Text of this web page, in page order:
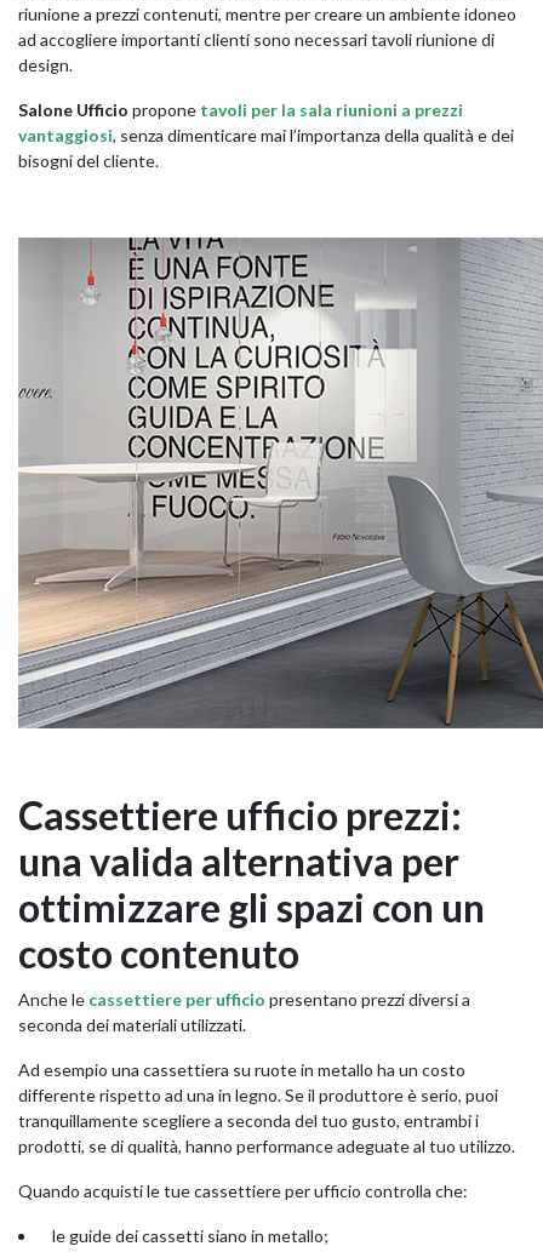
riunione a prezzi contenuti, mentre per creare un ambiente idoneo
ad accogliere importanti clienti sono necessari tavoli riunione di
design.
Salone Ufficio propone tavoli per la sala riunioni a prezzi
vantaggiosi, senza dimenticare mai l’importanza della qualità e dei
bisogni del cliente.
Cassettiere ufficio prezzi:
una valida alternativa per
ottimizzare gli spazi con un
costo contenuto
Anche le cassettiere per ufficio presentano prezzi diversi a
seconda dei materiali utilizzati.
Ad esempio una cassettiera su ruote in metallo ha un costo
differente rispetto ad una in legno. Se il produttore è serio, puoi
tranquillamente scegliere a seconda del tuo gusto, entrambi i
prodotti, se di qualità, hanno performance adeguate al tuo utilizzo.
Quando acquisti le tue cassettiere per ufficio controlla che:
le guide dei cassetti siano in metallo;